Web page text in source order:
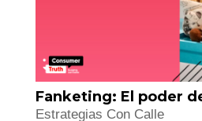
Tendencias en Industrias y